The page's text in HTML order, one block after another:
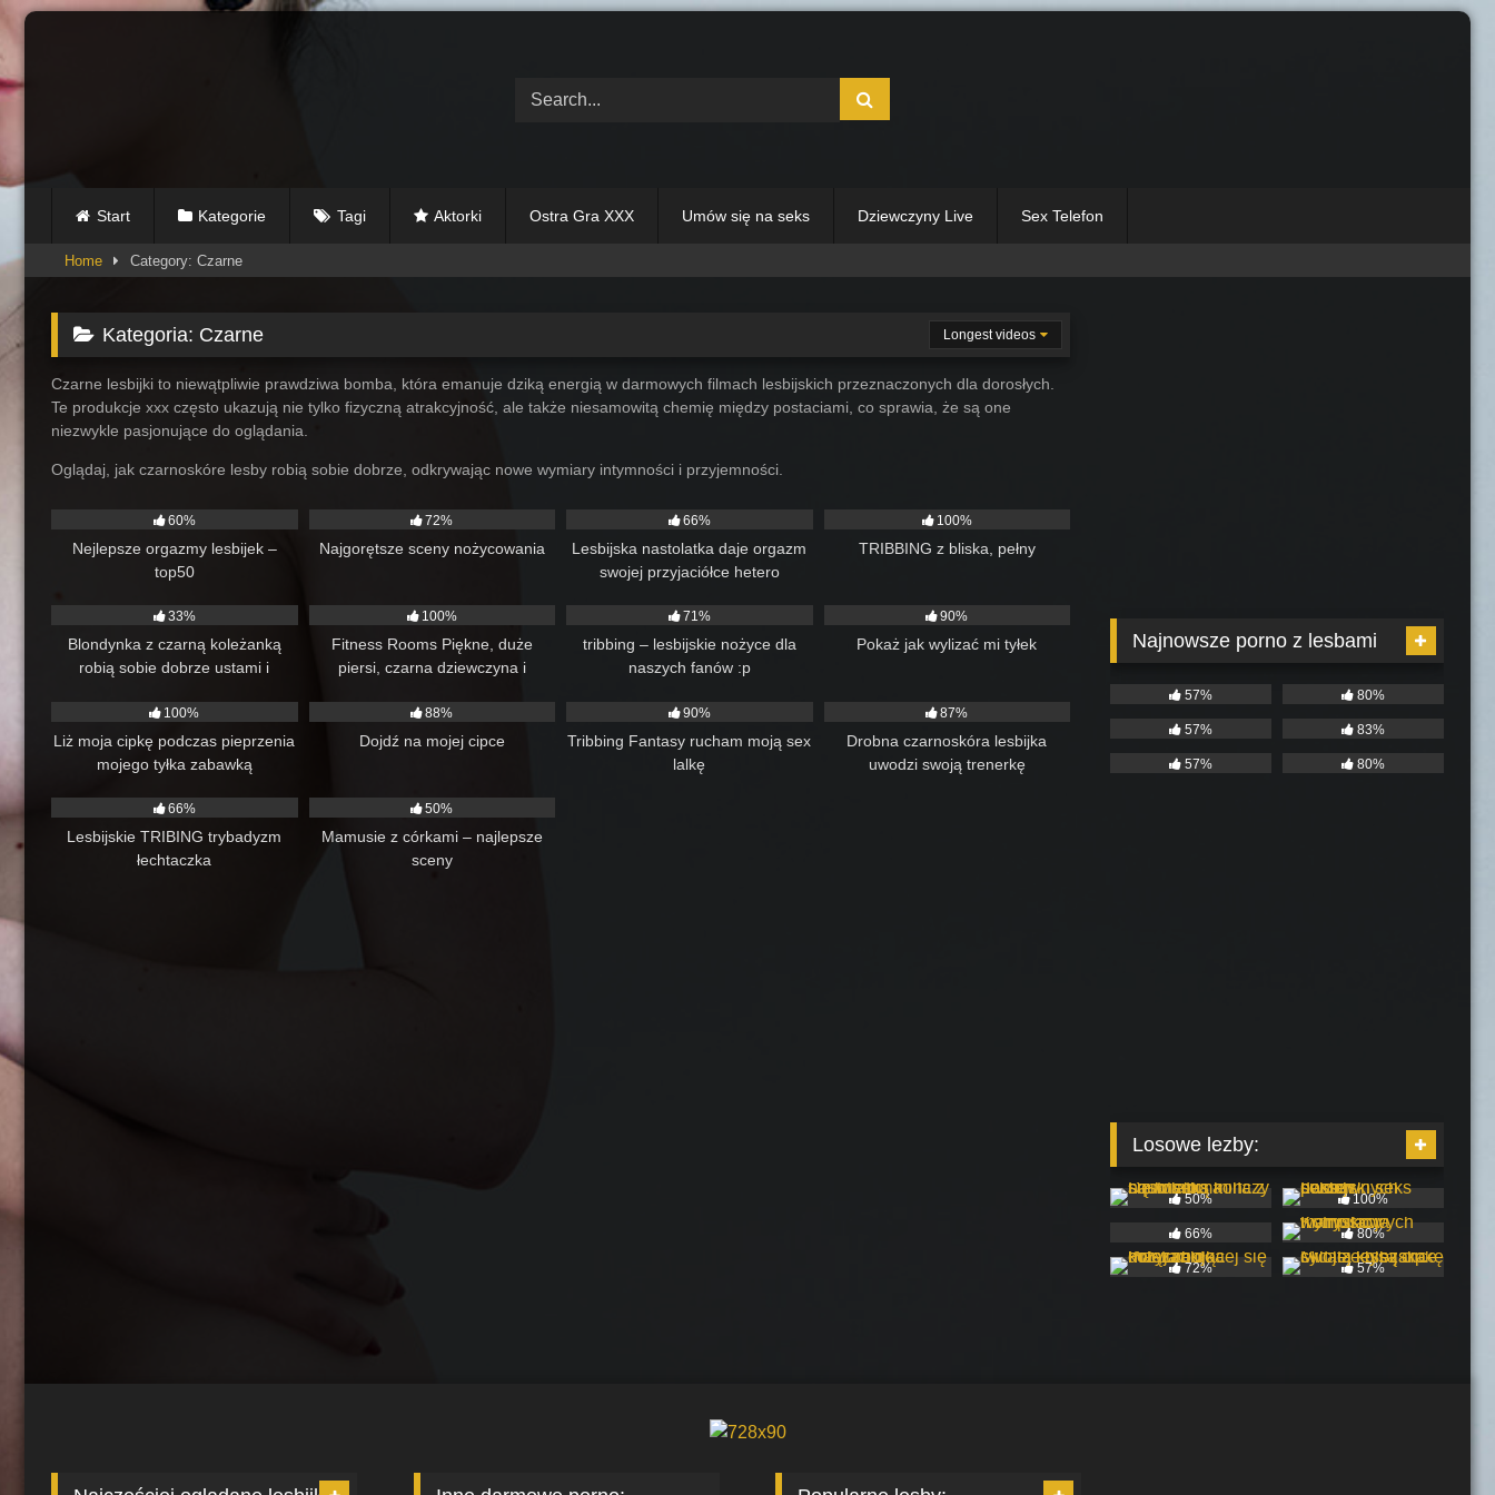
Skip
Start Kategorie Tagi Aktorki Ostra Gra XXX Umów się na seks Dziewczyny Live Sex Telefon
Home Category: Czarne
Kategoria: Czarne
Czarne lesbijki to niewątpliwie prawdziwa bomba, która emanuje dziką energią w darmowych filmach lesbijskich przeznaczonych dla dorosłych.
Te produkcje xxx często ukazują nie tylko fizyczną atrakcyjność, ale także niesamowitą chemię między postaciami, co sprawia, że są one
niezwykle pasjonujące do oglądania.
Oglądaj, jak czarnoskóre lesby robią sobie dobrze, odkrywając nowe wymiary intymności i przyjemności.
Longest videos
60%
Nejlepsze orgazmy lesbijek –
top50
72%
Najgorętsze sceny nożycowania
66%
Lesbijska nastolatka daje orgazm
swojej przyjaciółce hetero
100%
TRIBBING z bliska, pełny
33%
Blondynka z czarną koleżanką
robią sobie dobrze ustami i
100%
Fitness Rooms Piękne, duże
piersi, czarna dziewczyna i
lesbijskimi orgazmami,
romantyczne nożyczki i palcówka
71%
tribbing – lesbijskie nożyce dla
naszych fanów :p
90%
Pokaż jak wylizać mi tyłek
100%
Liż moja cipkę podczas pieprzenia
mojego tyłka zabawką
88%
Dojdź na mojej cipce
90%
Tribbing Fantasy rucham moją sex
lalkę
87%
Drobna czarnoskóra lesbijka
uwodzi swoją trenerkę
66%
Lesbijskie TRIBING trybadyzm
łechtaczka
50%
Mamusie z córkami – najlepsze
sceny
Najnowsze porno z lesbami
57% 80%
57% 83%
57% 80%
Losowe lezby:
50% 100%
66% 80%
72% 57%